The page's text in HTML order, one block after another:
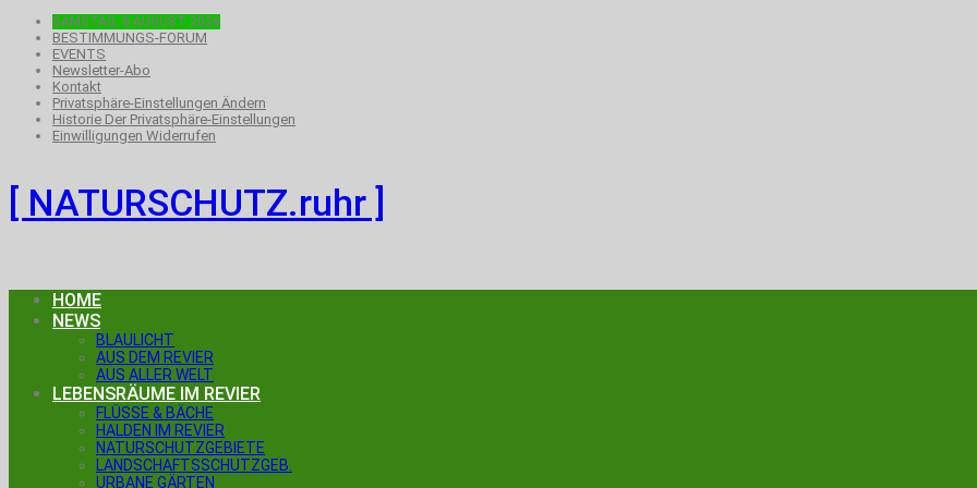
SAMSTAG, 8.AUGUST 2026
BESTIMMUNGS-FORUM
EVENTS
Newsletter-Abo
Kontakt
Privatsphäre-Einstellungen Ändern
Historie Der Privatsphäre-Einstellungen
Einwilligungen Widerrufen
[ NATURSCHUTZ.ruhr ]
HOME
NEWS
BLAULICHT
AUS DEM REVIER
AUS ALLER WELT
LEBENSRÄUME IM REVIER
FLÜSSE & BÄCHE
HALDEN IM REVIER
NATURSCHUTZGEBIETE
LANDSCHAFTSSCHUTZGEB.
URBANE GÄRTEN